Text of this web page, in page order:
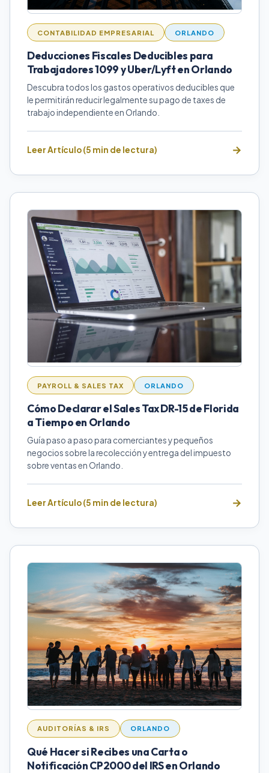
CONTABILIDAD EMPRESARIAL ORLANDO
Deducciones Fiscales Deducibles para
Trabajadores 1099 y Uber/Lyft en Orlando
Descubra todos los gastos operativos deducibles que
le permitirán reducir legalmente su pago de taxes de
trabajo independiente en Orlando.
Leer Artículo (5 min de lectura)
PAYROLL & SALES TAX ORLANDO
Cómo Declarar el Sales Tax DR-15 de Florida
a Tiempo en Orlando
Guía paso a paso para comerciantes y pequeños
negocios sobre la recolección y entrega del impuesto
sobre ventas en Orlando.
Leer Artículo (5 min de lectura)
AUDITORÍAS & IRS ORLANDO
Qué Hacer si Recibes una Carta o
Notificación CP2000 del IRS en Orlando